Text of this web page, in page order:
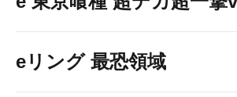
eリング 最恐領域